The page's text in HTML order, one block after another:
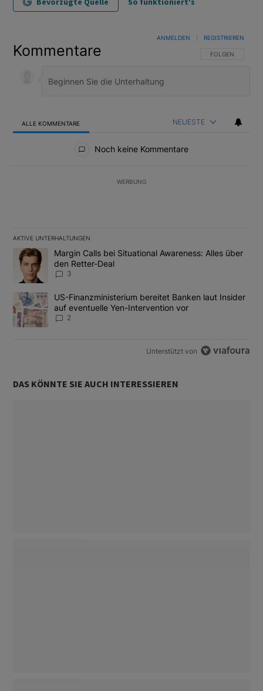
Kommentare FOLGE DIESER
FOLGEN
ANMELDEN REGISTRIEREN
ALLE KOMMENTARE NEUESTE
Noch keine Kommentare
WERBUNG
AKTIVE UNTERHALTUNGEN
Das Folgende ist eine Liste der am meisten kommentierten
Ein Trendartikel mit dem Titel "Margin Calls bei Situational
Margin Calls bei Situational Awareness: Alles über
den Retter-Deal
3
Ein Trendartikel mit dem Titel "US-Finanzministerium bereitet
US-Finanzministerium bereitet Banken laut Insider
auf eventuelle Yen-Intervention vor
2
Unterstützt von
DAS KÖNNTE SIE AUCH INTERESSIEREN